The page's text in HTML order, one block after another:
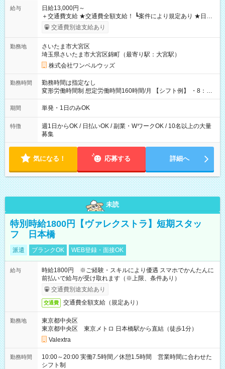
給与
日給13,000円～
＋交通費支給 ★交通費全額支給！ ┗案件により規定あり ★日払
いOK！（規定あり） ┗働いたその日に現金GET♪ お仕事後はコ
ンビニATMから 日払い分を引き落とせます！ 【試用期間】試
交通費別途支給あり
勤務地
さいたま市大宮区
埼玉県さいたま市大宮区錦町（最寄り駅：大宮駅）
株式会社ワンベルウッズ
勤務時間
勤務時間は指定なし
変形労働時間制 想定労働時間160時間/月 【シフト例】 ・8：00
～21：00
期間 単発・1日のみOK
特徴
週1日からOK / 日払いOK / 副業・WワークOK / 10名以上の大量
募集
気になる！ 応募する 詳細へ
未読
特別時給1800円【ヴァレクストラ】短期スタッ
フ 日本橋
派遣 ブランクOK WEB登録・面接OK
給与
時給1800円 ※ご経験・スキルにより優遇 スマホでかんたんに
前払いで給与が受け取れます（※上限、条件あり）
交通費別途支給あり
交通費 交通費全額支給（規定あり）
勤務地
東京都中央区
東京都中央区 東京メトロ 日本橋駅から直結（徒歩1分）
Valextra
勤務時間
10:00～20:00 実働7.5時間／休憩1.5時間 営業時間に合わせた
シフト制